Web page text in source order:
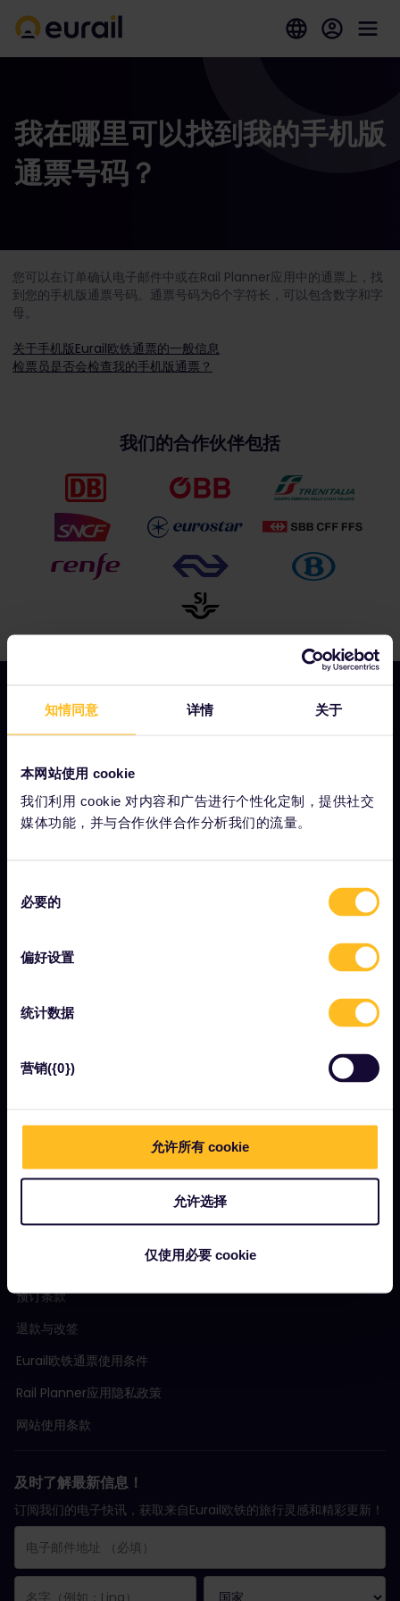
知情同意 详情 关于
本网站使用 cookie
我们利用 cookie 对内容和广告进行个性化定制，提供社交
媒体功能，并与合作伙伴合作分析我们的流量。
必要的
偏好设置
统计数据
营销({0})
允许所有 cookie
允许选择
仅使用必要 cookie
我在哪里可以找到我的手机版
通票号码？
您可以在订单确认电子邮件中或在Rail Planner应用中的通票上，找
到您的手机版通票号码。通票号码为6个字符长，可以包含数字和字
母。
关于手机版Eurail欧铁通票的一般信息
检票员是否会检查我的手机版通票？
我们的合作伙伴包括
关于我们
工作机会
Interrail影响报告
什么是Eurail欧铁？
社区
支持
预订条款
退款与改签
Eurail欧铁通票使用条件
Rail Planner应用隐私政策
网站使用条款
及时了解最新信息！
订阅我们的电子快讯，获取来自Eurail欧铁的旅行灵感和精彩更新！